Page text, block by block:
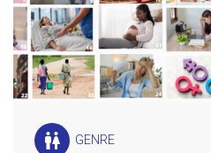
wc GENRE